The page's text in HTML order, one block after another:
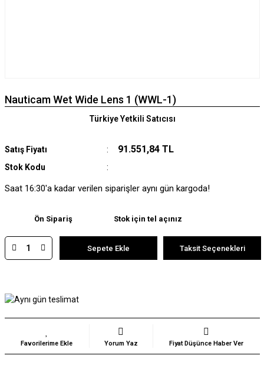
Nauticam Wet Wide Lens 1 (WWL-1)
Satış Fiyatı 91.551,84 TL
Stok Kodu
Türkiye Yetkili Satıcısı
Saat 16:30'a kadar verilen siparişler aynı gün kargoda!
Ön Sipariş Stok için tel açınız
Sepete Ekle Taksit Seçenekleri
Yorum Yaz Fiyat Düşünce Haber Ver